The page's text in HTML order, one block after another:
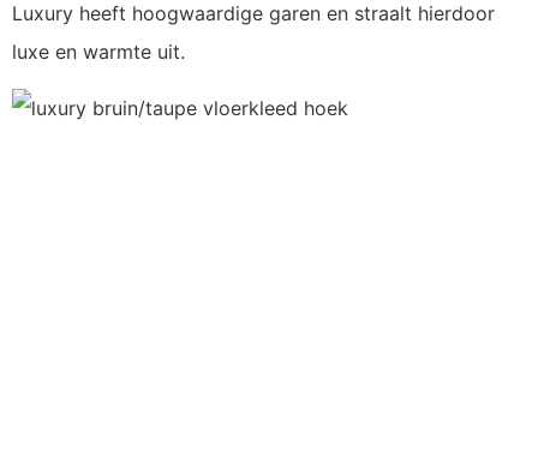
Luxury heeft hoogwaardige garen en straalt hierdoor
luxe en warmte uit.